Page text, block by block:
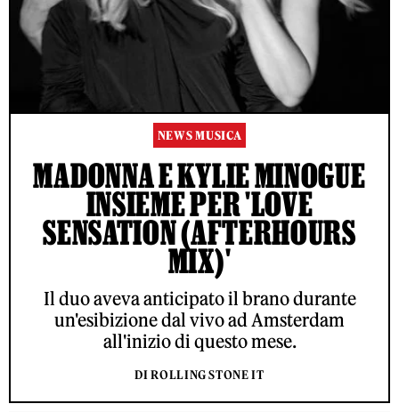
NEWS MUSICA
MADONNA E KYLIE MINOGUE
INSIEME PER 'LOVE
SENSATION (AFTERHOURS
MIX)'
Il duo aveva anticipato il brano durante
un'esibizione dal vivo ad Amsterdam
all'inizio di questo mese.
DI ROLLING STONE IT